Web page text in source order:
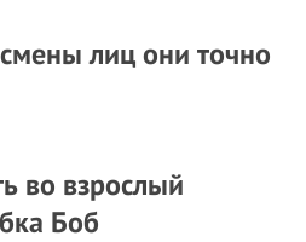
лиц они точно
во взрослый
Боб